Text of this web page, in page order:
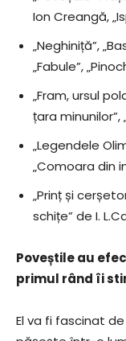
Ion Creangă,
„Neghiniță”,
„Fabule”,
„Fram, ursul
țara minunilor”,
„Legendele
„Comoara din
„Prinț și
schițe” de I.
Poveștile au
primul rând îi
El va fi fascinat